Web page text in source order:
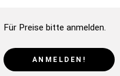
Für Preise bitte anmelden.
ANMELDEN!